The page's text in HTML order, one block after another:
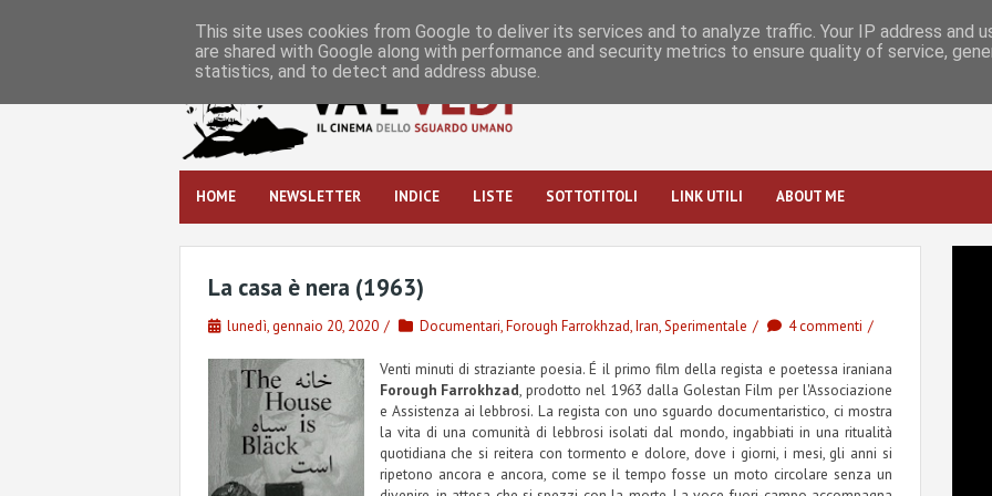
HOME NEWSLETTER INDICE LISTE SOTTOTITOLI LINK UTILI ABOUT ME
La casa è nera (1963)
lunedì, gennaio 20, 2020 Documentari,Forough Farrokhzad,Iran,Sperimentale 4 commenti
Venti minuti di straziante poesia. É il primo film della regista e poetessa iraniana
Forough Farrokhzad, prodotto nel 1963 dalla Golestan Film per l'Associazione
e Assistenza ai lebbrosi. La regista con uno sguardo documentaristico, ci mostra
la vita di una comunità di lebbrosi isolati dal mondo, ingabbiati in una ritualità
quotidiana che si reitera con tormento e dolore, dove i giorni, i mesi, gli anni si
ripetono ancora e ancora, come se il tempo fosse un moto circolare senza un
This site uses cookies from Google to deliver its services and to analyze traffic. Your IP address and
are shared with Google along with performance and security metrics to ensure quality of service,
statistics, and to detect and address abuse.